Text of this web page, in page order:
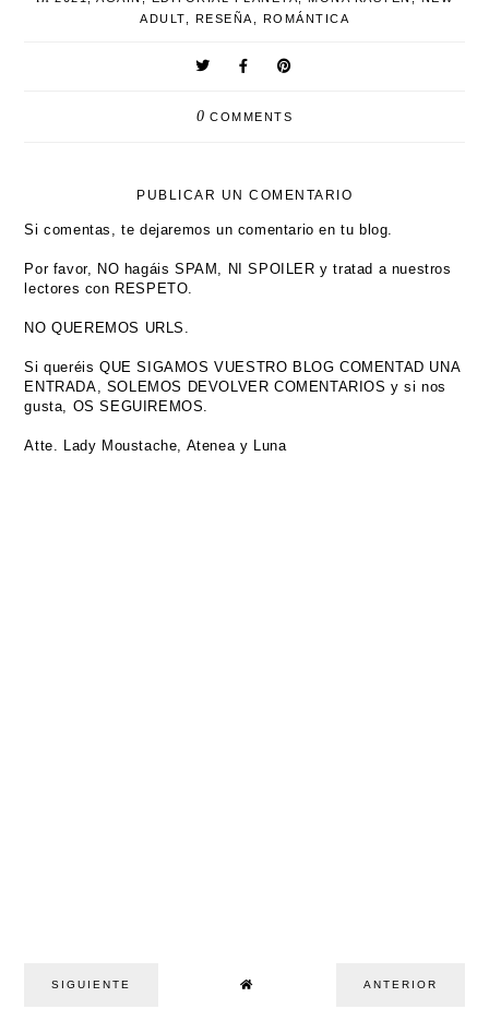
ADULT
RESEÑA ROMÁNTICA
0 COMMENTS
PUBLICAR UN COMENTARIO
Si comentas, te dejaremos un comentario en tu blog.
Por favor, NO hagáis SPAM, NI SPOILER y tratad a nuestros
lectores con RESPETO.
NO QUEREMOS URLS.
Si queréis QUE SIGAMOS VUESTRO BLOG COMENTAD UNA
ENTRADA, SOLEMOS DEVOLVER COMENTARIOS y si nos
gusta, OS SEGUIREMOS.
Atte. Lady Moustache, Atenea y Luna
SIGUIENTE ANTERIOR